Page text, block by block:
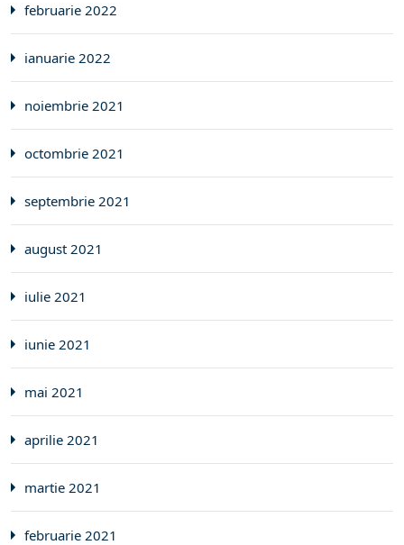
februarie 2022
ianuarie 2022
noiembrie 2021
octombrie 2021
septembrie 2021
august 2021
iulie 2021
iunie 2021
mai 2021
aprilie 2021
martie 2021
februarie 2021